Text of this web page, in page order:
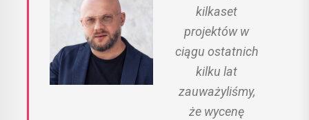
kilkaset
projektów w
ciągu ostatnich
kilku lat
zauważyliśmy,
że wycenę